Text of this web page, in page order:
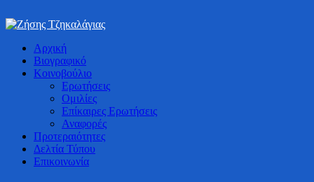
Ζήσης Τζηκαλάγιας
Bουλευτής Ν. Καστοριάς
Αρχική
Βιογραφικό
Κοινοβούλιο
Ερωτήσεις
Ομιλίες
Επίκαιρες Ερωτήσεις
Αναφορές
Προτεραιότητες
Δελτία Τύπου
Επικοινωνία